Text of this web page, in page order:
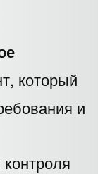
который
и